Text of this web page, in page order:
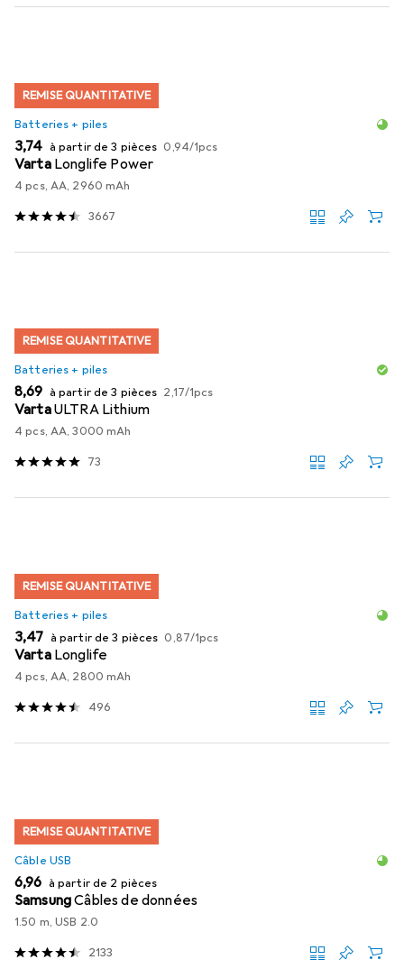
REMISE QUANTITATIVE
Batteries + piles
EUR
3,74 à partir de 3 pièces EUR
0,94/1pcs
Varta Longlife Power
4 pcs, AA, 2960 mAh
3667
REMISE QUANTITATIVE
Batteries + piles
EUR
8,69 à partir de 3 pièces EUR
2,17/1pcs
VartaULTRA Lithium
4 pcs, AA, 3000 mAh
73
REMISE QUANTITATIVE
Batteries + piles
EUR
3,47 à partir de 3 pièces EUR
0,87/1pcs
Varta Longlife
4 pcs, AA, 2800 mAh
496
REMISE QUANTITATIVE
Câble USB
EUR
6,96 à partir de 2 pièces
SamsungCâbles de données
1.50 m, USB 2.0
2133